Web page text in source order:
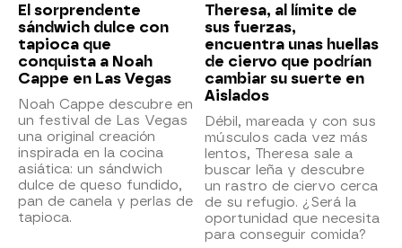
El sorprendente
sándwich dulce con
tapioca que
conquista a Noah
Cappe en Las Vegas
Noah Cappe descubre en
un festival de Las Vegas
una original creación
inspirada en la cocina
asiática: un sándwich
dulce de queso fundido,
pan de canela y perlas de
tapioca.
Theresa, al límite de
sus fuerzas,
encuentra unas huellas
de ciervo que podrían
cambiar su suerte en
Aislados
Débil, mareada y con sus
músculos cada vez más
lentos, Theresa sale a
buscar leña y descubre
un rastro de ciervo cerca
de su refugio. ¿Será la
oportunidad que necesita
para conseguir comida?